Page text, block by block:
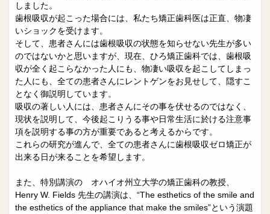
しました。
歯根吸収が起こった場合には、私たち矯正歯科医は正直、物凄
いショックを受けます。
そして、患者さんには歯根吸収の状態を知らせない先生が多い
のではないかと思いますが、現在、ひろ矯正歯科では、歯根吸
収が全く起こらなかった人にも、物凄い吸収を起こしてしまっ
た人にも、全ての患者さんにレントゲンをお見せして、隠すこ
となく御説明しています。
吸収の著しい人には、患者さんにその事を伏せるのではなく、
現状を説明して、今後起こりうる事や日常生活に於ける注意事
項を説明する事の方が重要であると考えるからです。
これらの研究が進んで、全ての患者さんに歯根吸収ゼロ矯正が
出来る日が来ることを希望します。
また、特別講演の オハイオ州立大学の矯正歯科の教授、
Henry W. Fields 先生の講演は、“The esthetics of the smile and
the esthetics of the appliance that make the smiles”という演題